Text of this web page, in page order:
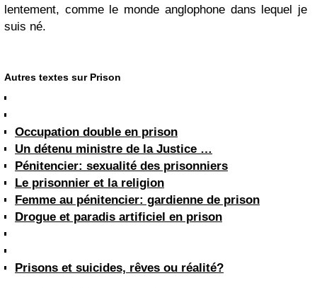
lentement, comme le monde anglophone dans lequel je
suis né.
Autres textes sur Prison
Occupation double en prison
Un détenu ministre de la Justice …
Pénitencier: sexualité des prisonniers
Le prisonnier et la religion
Femme au pénitencier: gardienne de prison
Drogue et paradis artificiel en prison
Prisons et suicides, rêves ou réalité?